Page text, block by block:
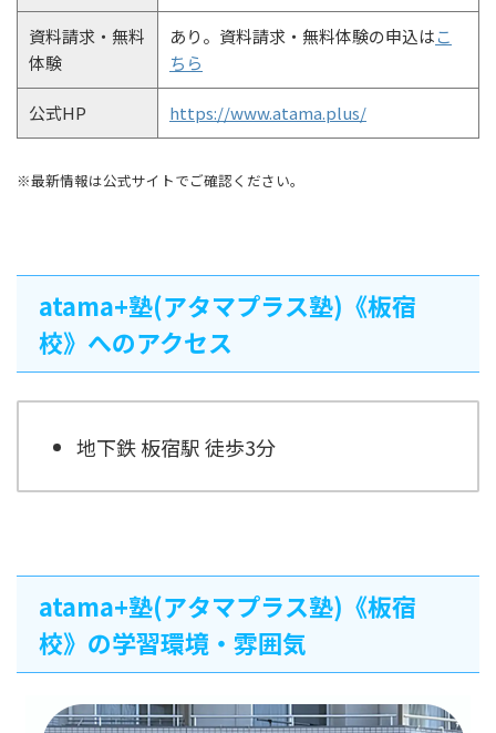
資料請求・無料
体験
あり。資料請求・無料体験の申込はこ
ちら
公式HP https://www.atama.plus/
※最新情報は公式サイトでご確認ください。
atama+塾(アタマプラス塾)《板宿
校》へのアクセス
地下鉄 板宿駅 徒歩3分
atama+塾(アタマプラス塾)《板宿
校》の学習環境・雰囲気